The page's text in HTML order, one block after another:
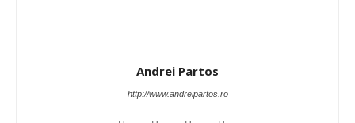
Andrei Partos
http://www.andreipartos.ro